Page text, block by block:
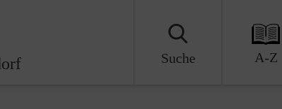
Suche A-Z